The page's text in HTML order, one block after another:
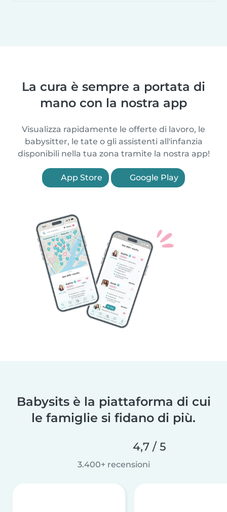
La cura è sempre a portata di
mano con la nostra app
Visualizza rapidamente le offerte di lavoro, le
babysitter, le tate o gli assistenti all'infanzia
disponibili nella tua zona tramite la nostra app!
App Store Google Play
Babysits è la piattaforma di cui
le famiglie si fidano di più.
4,7 / 5
3.400+ recensioni